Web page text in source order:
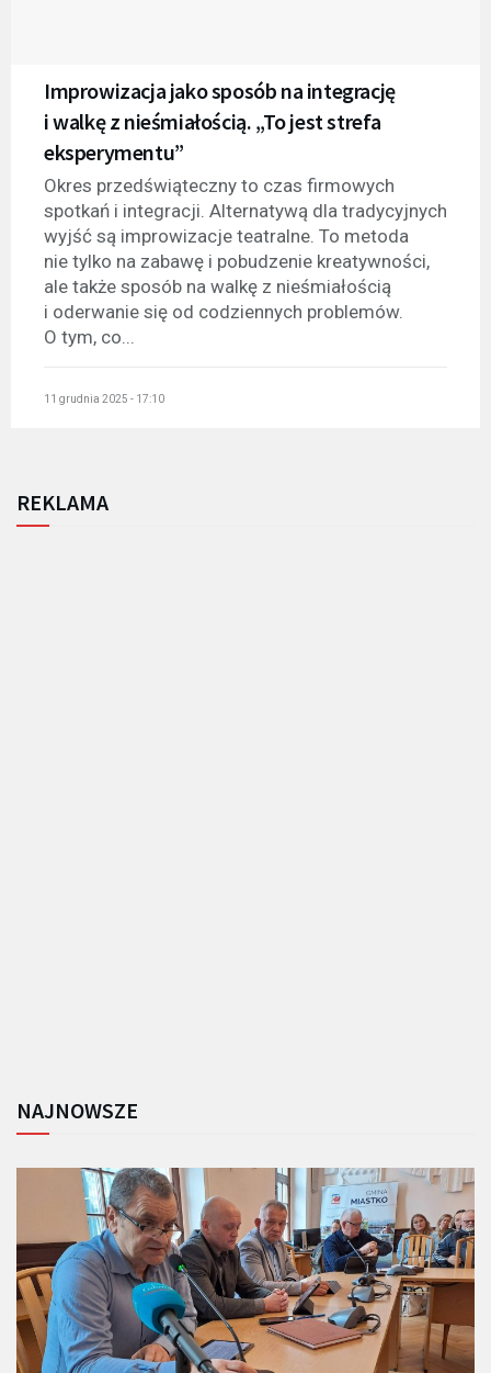
Improwizacja jako sposób na integrację
i walkę z nieśmiałością. „To jest strefa
eksperymentu”
Okres przedświąteczny to czas firmowych
spotkań i integracji. Alternatywą dla tradycyjnych
wyjść są improwizacje teatralne. To metoda
nie tylko na zabawę i pobudzenie kreatywności,
ale także sposób na walkę z nieśmiałością
i oderwanie się od codziennych problemów.
O tym, co...
11 grudnia 2025 - 17:10
REKLAMA
NAJNOWSZE